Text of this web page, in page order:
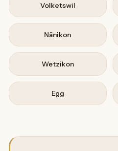
Volketswil
Nänikon
Wetzikon
Egg